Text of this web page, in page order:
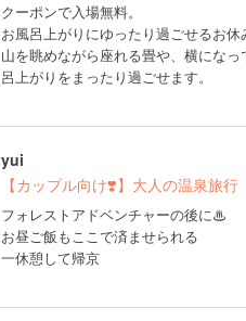
クーポンで入場無料。
お風呂上がりにゆったり過ごせるお休
山を眺めながら座れる畳や、横にな
呂上がりをまったり過ごせます。
yui
【カップル向け❣️】大人の温泉旅行
フォレストアドベンチャーの後に♨︎
お昼ご飯もここで済ませられる
一休憩して帰京